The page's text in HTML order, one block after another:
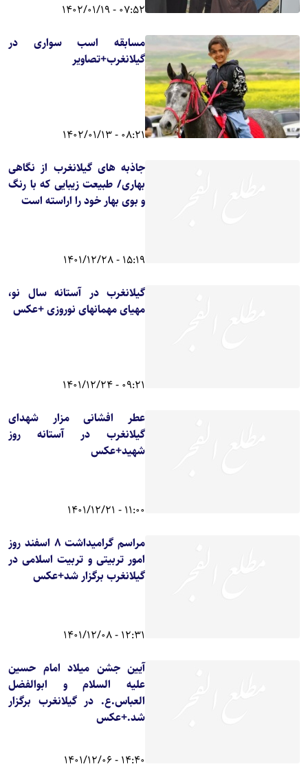
07:52 - 1402/01/19
مسابقه اسب سواری در
گیلانغرب+تصاویر
08:21 - 1402/01/13
جاذبه های گیلانغرب از نگاهی
بهاری/ طبیعت زیبایی که با رنگ
و بوی بهار خود را اراسته است
15:19 - 1401/12/28
گیلانغرب در آستانه سال نو،
مهیای مهمانهای نوروزی +عکس
09:21 - 1401/12/24
عطر افشانی مزار شهدای
گیلانغرب در آستانه روز
شهید+عکس
11:00 - 1401/12/21
مراسم گرامیداشت ۸ اسفند روز
امور تربیتی و تربیت اسلامی در
گیلانغرب برگزار شد+عکس
12:31 - 1401/12/08
آیین جشن میلاد امام حسین
علیه السلام و ابوالفضل
العباس.ع. در گیلانغرب برگزار
شد.+عکس
14:40 - 1401/12/06